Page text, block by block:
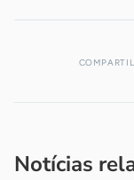
Notícias